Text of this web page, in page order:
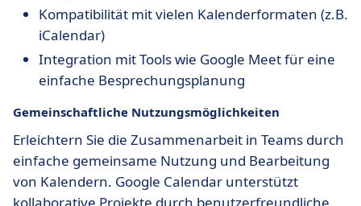
Kompatibilität mit vielen Kalenderformaten (z.B.
iCalendar)
Integration mit Tools wie Google Meet für eine
einfache Besprechungsplanung
Gemeinschaftliche Nutzungsmöglichkeiten
Erleichtern Sie die Zusammenarbeit in Teams durch
einfache gemeinsame Nutzung und Bearbeitung
von Kalendern. Google Calendar unterstützt